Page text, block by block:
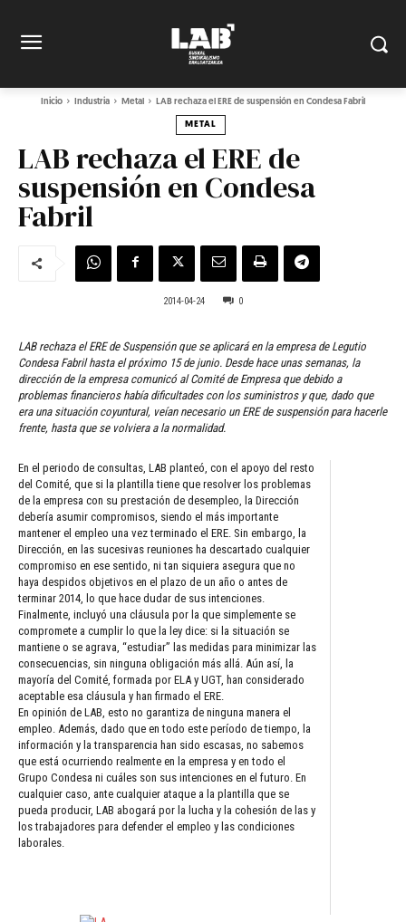
Inicio Industria Metal LAB rechaza el ERE de suspensión en Condesa Fabril
METAL
LAB rechaza el ERE de
suspensión en Condesa
Fabril
2014-04-24 0
LAB rechaza el ERE de Suspensión que se aplicará en la empresa de Legutio
Condesa Fabril hasta el próximo 15 de junio. Desde hace unas semanas, la
dirección de la empresa comunicó al Comité de Empresa que debido a
problemas financieros había dificultades con los suministros y que, dado que
era una situación coyuntural, veían necesario un ERE de suspensión para hacerle
frente, hasta que se volviera a la normalidad.
En el periodo de consultas, LAB planteó, con el apoyo del resto
del Comité, que si la plantilla tiene que resolver los problemas
de la empresa con su prestación de desempleo, la Dirección
debería asumir compromisos, siendo el más importante
mantener el empleo una vez terminado el ERE. Sin embargo, la
Dirección, en las sucesivas reuniones ha descartado cualquier
compromiso en ese sentido, ni tan siquiera asegura que no
haya despidos objetivos en el plazo de un año o antes de
terminar 2014, lo que hace dudar de sus intenciones.
Finalmente, incluyó una cláusula por la que simplemente se
compromete a cumplir lo que la ley dice: si la situación se
mantiene o se agrava, “estudiar” las medidas para minimizar las
consecuencias, sin ninguna obligación más allá. Aún así, la
mayoría del Comité, formada por ELA y UGT, han considerado
aceptable esa cláusula y han firmado el ERE.
En opinión de LAB, esto no garantiza de ninguna manera el
empleo. Además, dado que en todo este período de tiempo, la
información y la transparencia han sido escasas, no sabemos
que está ocurriendo realmente en la empresa y en todo el
Grupo Condesa ni cuáles son sus intenciones en el futuro. En
cualquier caso, ante cualquier ataque a la plantilla que se
pueda producir, LAB abogará por la lucha y la cohesión de las y
los trabajadores para defender el empleo y las condiciones
laborales.